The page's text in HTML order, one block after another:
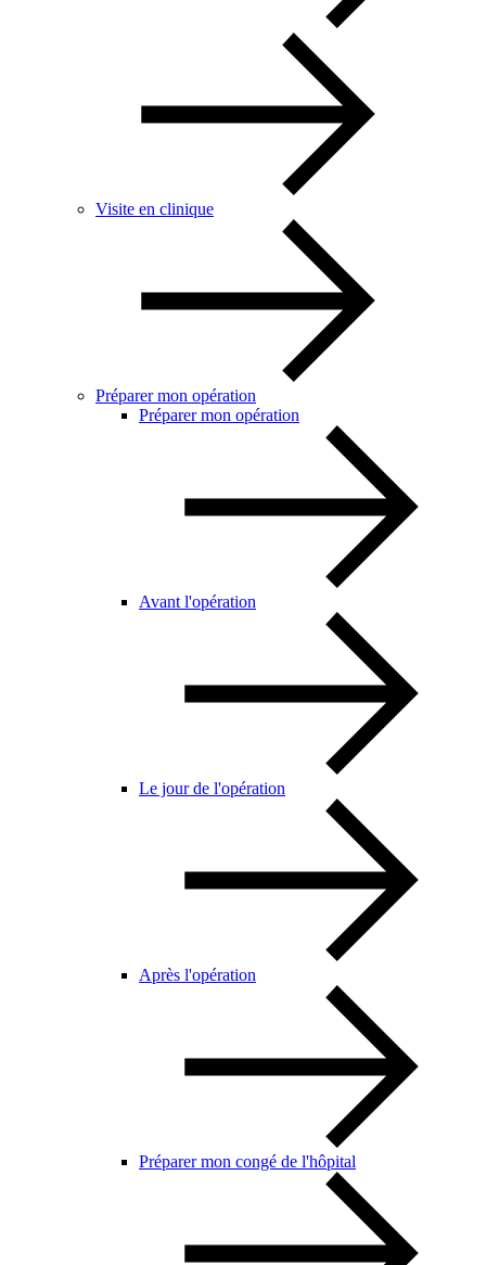
Visite en clinique
Préparer mon opération
Préparer mon opération
Avant l'opération
Le jour de l'opération
Après l'opération
Préparer mon congé de l'hôpital